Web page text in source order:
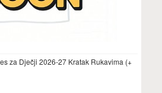
za Dječji 2026-27 Kratak Rukavima (+